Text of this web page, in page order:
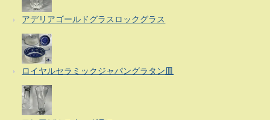
アデリアゴールドグラスロックグラス
ロイヤルセラミックジャパングラタン皿